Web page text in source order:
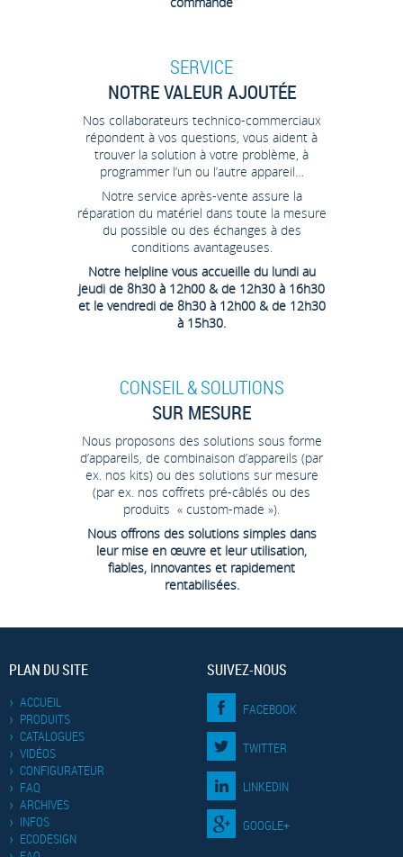
SERVICE
NOTRE VALEUR AJOUTÉE
Nos collaborateurs technico-commerciaux
répondent à vos questions, vous aident à
trouver la solution à votre problème, à
programmer l’un ou l’autre appareil…
Notre service après-vente assure la
réparation du matériel dans toute la mesure
du possible ou des échanges à des
conditions avantageuses.
Notre helpline vous accueille du lundi au
jeudi de 8h30 à 12h00 & de 12h30 à 16h30
et le vendredi de 8h30 à 12h00 & de 12h30
à 15h30.
CONSEIL & SOLUTIONS
SUR MESURE
Nous proposons des solutions sous forme
d’appareils, de combinaison d’appareils (par
ex. nos kits) ou des solutions sur mesure
(par ex. nos coffrets pré-câblés ou des
produits « custom-made »).
Nous offrons des solutions simples dans
leur mise en œuvre et leur utilisation,
fiables, innovantes et rapidement
rentabilisées.
PLAN DU SITE
ACCUEIL
PRODUITS
CATALOGUES
VIDÉOS
CONFIGURATEUR
FAQ
ARCHIVES
INFOS
ECODESIGN
SUIVEZ-NOUS
FACEBOOK
TWITTER
LINKEDIN
GOOGLE+